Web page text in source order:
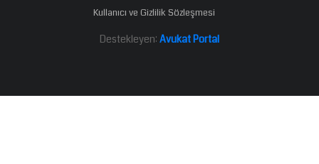
Kullanıcı ve Gizlilik Sözleşmesi
Destekleyen: Avukat Portal